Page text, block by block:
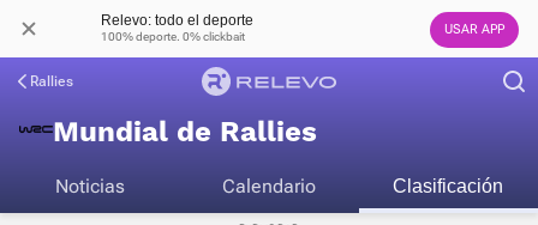
Relevo: todo el deporte
100% deporte. 0% clickbait USAR APP
Rallies
Mundial de Rallies
Noticias Calendario Clasificación